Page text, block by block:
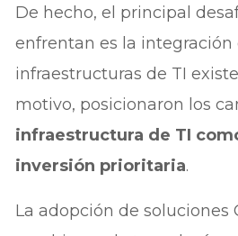
De hecho, el principal
enfrentan es la integración
infraestructuras de TI
motivo, posicionaron los
infraestructura de TI
inversión prioritaria.
La adopción de soluciones